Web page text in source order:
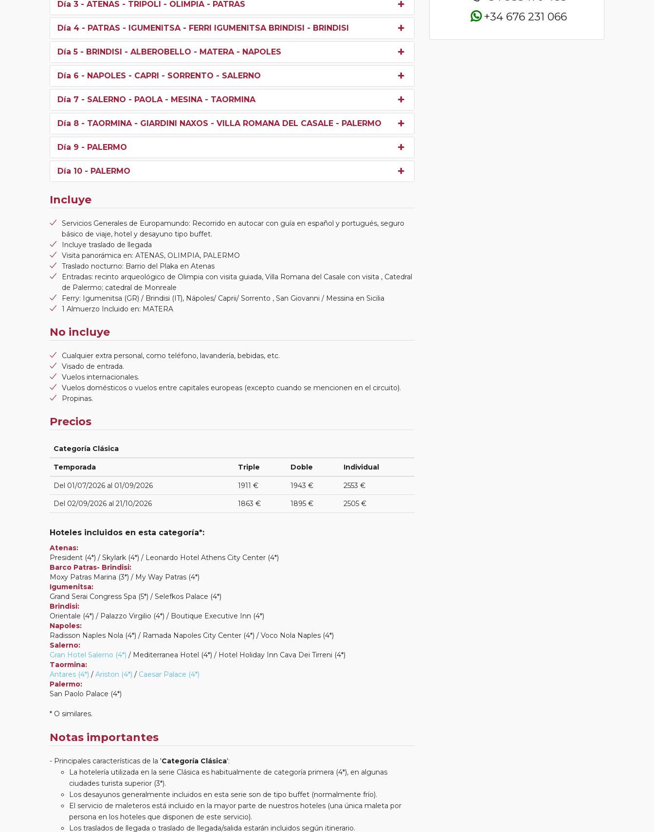
Día 3 - ATENAS - TRIPOLI - OLIMPIA - PATRAS
Día 4 - PATRAS - IGUMENITSA - FERRI IGUMENITSA BRINDISI - BRINDISI
Día 5 - BRINDISI - ALBEROBELLO - MATERA - NAPOLES
Día 6 - NAPOLES - CAPRI - SORRENTO - SALERNO
Día 7 - SALERNO - PAOLA - MESINA - TAORMINA
Día 8 - TAORMINA - GIARDINI NAXOS - VILLA ROMANA DEL CASALE - PALERMO
Día 9 - PALERMO
Día 10 - PALERMO
Incluye
Servicios Generales de Europamundo: Recorrido en autocar con guía en español y portugués, seguro
básico de viaje, hotel y desayuno tipo buffet.
Incluye traslado de llegada
Visita panorámica en: ATENAS, OLIMPIA, PALERMO
Traslado nocturno: Barrio del Plaka en Atenas
Entradas: recinto arqueológico de Olimpia con visita guiada, Villa Romana del Casale con visita , Catedral
de Palermo; catedral de Monreale
Ferry: Igumenitsa (GR) / Brindisi (IT), Nápoles/ Caprii/ Sorrento , San Giovanni / Messina en Sicilia
1 Almuerzo Incluido en: MATERA
No incluye
Cualquier extra personal, como teléfono, lavandería, bebidas, etc.
Visado de entrada.
Vuelos internacionales.
Vuelos domésticos o vuelos entre capitales europeas (excepto cuando se mencionen en el circuito).
Propinas.
Precios
Categoría Clásica
Temporada Triple Doble Individual
Del 01/07/2026 al 01/09/2026 1911 € 1943 € 2553 €
Del 02/09/2026 al 21/10/2026 1863 € 1895 € 2505 €
Hoteles incluidos en esta categoría*:
Atenas:
President (4*) / Skylark (4*) / Leonardo Hotel Athens City Center (4*)
Barco Patras- Brindisi:
Moxy Patras Marina (3*) / My Way Patras (4*)
Igumenitsa:
Grand Serai Congress Spa (5*) / Selefkos Palace (4*)
Brindisi:
Orientale (4*) / Palazzo Virgilio (4*) / Boutique Executive Inn (4*)
Napoles:
Radisson Naples Nola (4*) / Ramada Napoles City Center (4*) / Voco Nola Naples (4*)
Salerno:
Gran Hotel Salerno (4*) / Mediterranea Hotel (4*) / Hotel Holiday Inn Cava Dei Tirreni (4*)
Taormina:
Antares (4*) / Ariston (4*) / Caesar Palace (4*)
Palermo:
San Paolo Palace (4*)
* O similares.
Notas importantes
Principales características de la 'Categoría Clásica':
La hotelería utilizada en la serie Clásica es habitualmente de categoría primera (4*), en algunas
ciudades turista superior (3*).
Los desayunos generalmente incluidos en esta serie son de tipo buffet (normalmente frío).
El servicio de maleteros está incluido en la mayor parte de nuestros hoteles (una única maleta por
persona en los hoteles que disponen de este servicio).
Los traslados de llegada o traslado de llegada/salida estarán incluidos según itinerario.
+34 676 231 066